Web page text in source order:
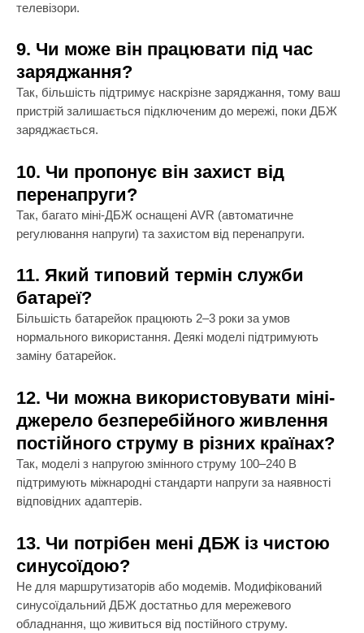
телевізори.
9. Чи може він працювати під час
заряджання?
Так, більшість підтримує наскрізне заряджання, тому ваш
пристрій залишається підключеним до мережі, поки ДБЖ
заряджається.
10. Чи пропонує він захист від
перенапруги?
Так, багато міні-ДБЖ оснащені AVR (автоматичне
регулювання напруги) та захистом від перенапруги.
11. Який типовий термін служби
батареї?
Більшість батарейок працюють 2–3 роки за умов
нормального використання. Деякі моделі підтримують
заміну батарейок.
12. Чи можна використовувати міні-
джерело безперебійного живлення
постійного струму в різних країнах?
Так, моделі з напругою змінного струму 100–240 В
підтримують міжнародні стандарти напруги за наявності
відповідних адаптерів.
13. Чи потрібен мені ДБЖ із чистою
синусоїдою?
Не для маршрутизаторів або модемів. Модифікований
синусоїдальний ДБЖ достатньо для мережевого
обладнання, що живиться від постійного струму.